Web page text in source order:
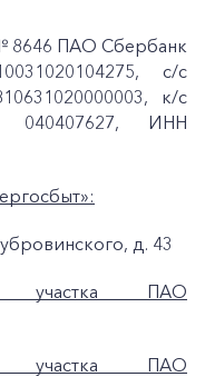
8646 ПАО Сбербанк
с/с
к/c
040407627, ИНН
д. 43
участка ПАО
участка ПАО